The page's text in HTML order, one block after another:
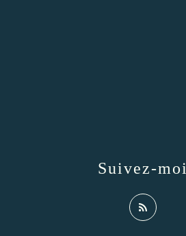
Suivez-moi